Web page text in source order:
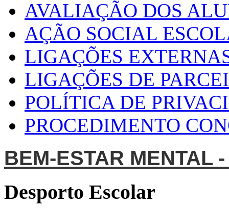
AVALIAÇÃO DOS
AÇÃO SOCIAL
LIGAÇÕES
LIGAÇÕES DE
POLÍTICA DE
PROCEDIMENTO
BEM-ESTAR MENTAL
Desporto Escolar